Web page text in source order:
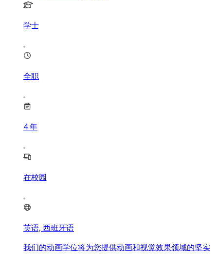
学士
全职
4年
在校园
英语, 西班牙语
我们的动画学位将为您提供动画和视觉效果领域的坚实